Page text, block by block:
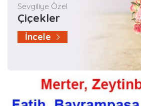
Sevgiliye Özel
Çiçekler
İncele